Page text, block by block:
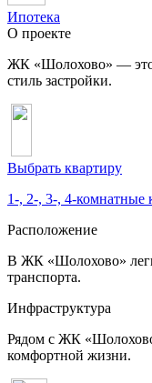
Ипотека
О проекте
ЖК «Шолохово» — это
стиль застройки.
Выбрать квартиру
1-, 2-, 3-, 4-комнатные
Расположение
В ЖК «Шолохово»
транспорта.
Инфраструктура
Рядом с ЖК
комфортной жизни.